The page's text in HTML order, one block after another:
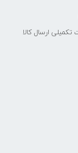
ارسال کالا